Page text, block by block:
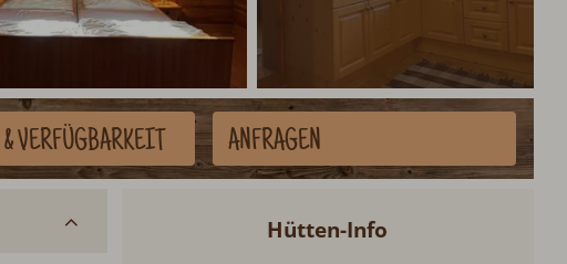
& VERFÜGBARKEIT ANFRAGEN
Hütten-Info